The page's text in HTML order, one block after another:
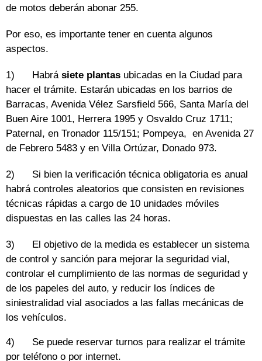
de motos deberán abonar 255.
Por eso, es importante tener en cuenta algunos
aspectos.
1) Habrá siete plantas ubicadas en la Ciudad para
hacer el trámite. Estarán ubicadas en los barrios de
Barracas, Avenida Vélez Sarsfield 566, Santa María del
Buen Aire 1001, Herrera 1995 y Osvaldo Cruz 1711;
Paternal, en Tronador 115/151; Pompeya, en Avenida 27
de Febrero 5483 y en Villa Ortúzar, Donado 973.
2) Si bien la verificación técnica obligatoria es anual
habrá controles aleatorios que consisten en revisiones
técnicas rápidas a cargo de 10 unidades móviles
dispuestas en las calles las 24 horas.
3) El objetivo de la medida es establecer un sistema
de control y sanción para mejorar la seguridad vial,
controlar el cumplimiento de las normas de seguridad y
de los papeles del auto, y reducir los índices de
siniestralidad vial asociados a las fallas mecánicas de
los vehículos.
4) Se puede reservar turnos para realizar el trámite
por teléfono o por internet.